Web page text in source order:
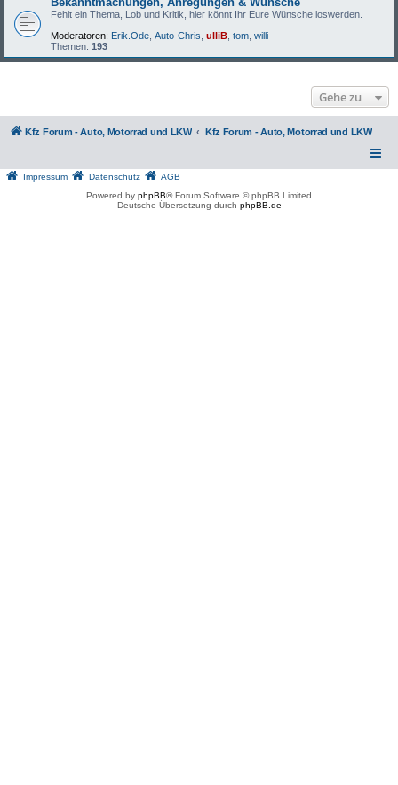
Fehlt ein Thema, Lob und Kritik, hier könnt Ihr Eure Wünsche loswerden.
Moderatoren: Erik.Ode Auto-Chris ulliB tom willi
Themen: 193
Gehe zu
Kfz Forum - Auto, Motorrad und LKW Kfz Forum - Auto, Motorrad und LKW
Impressum Datenschutz
AGB
Powered by phpBB® Forum Software © phpBB Limited
Deutsche Übersetzung durch phpBB.de